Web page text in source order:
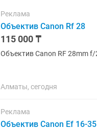
Реклама
Объектив Canon Rf 28
115 000 ₸
Алматы, сегодня
Реклама
Объектив Canon Ef 16-35